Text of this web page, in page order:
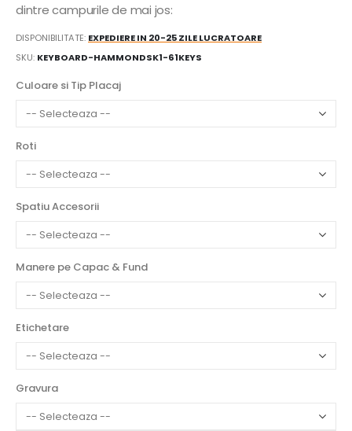
dintre campurile de mai jos:
DISPONIBILITATE: EXPEDIERE IN 20-25 ZILE LUCRATOARE
SKU KEYBOARD-HAMMONDSK1-61KEYS
Culoare si Tip Placaj
Roti
Spatiu Accesorii
Manere pe Capac & Fund
Etichetare
Gravura